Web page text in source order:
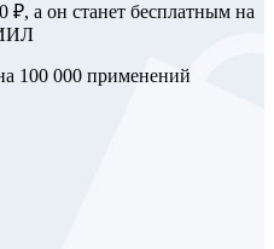
а он станет бесплатным на
100 000 применений